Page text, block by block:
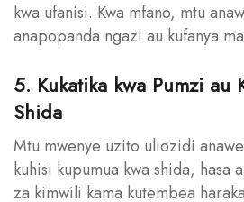
kwa ufanisi. Kwa mfano, mtu
anapopanda ngazi au kufanya
5. Kukatika kwa Pumzi au
Shida
Mtu mwenye uzito uliozidi
kuhisi kupumua kwa shida, hasa
za kimwili kama kutembea